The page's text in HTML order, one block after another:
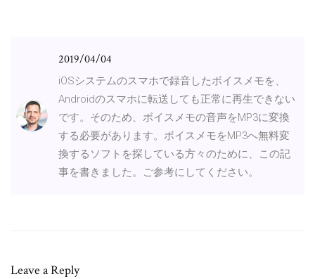
2019/04/04
iOSシステムのスマホで録音したボイスメモを、
Androidのスマホに転送しても正常に再生できない
です。そのため、ボイスメモの音声をMP3に変換
する必要があります。ボイスメモをMP3へ無料変
換するソフトを探している方々のために、この記
事を書きました。ご参考にしてください。
Leave a Reply